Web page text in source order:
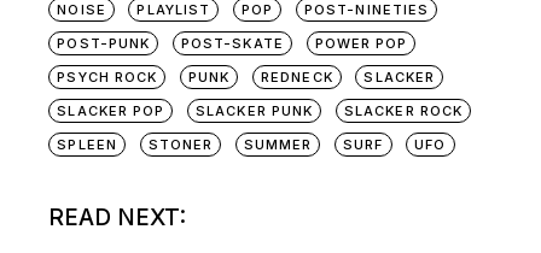
NOISE
PLAYLIST POP
POST-NINETIES
POST-PUNK
POST-SKATE
POWER POP
PSYCH ROCK
PUNK REDNECK
SLACKER
SLACKER POP
SLACKER PUNK
SLACKER ROCK
SPLEEN
STONER SUMMER SURF UFO
READ NEXT: